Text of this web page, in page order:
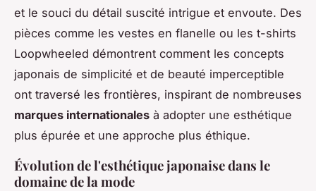
et le souci du détail suscité intrigue et envoute. Des
pièces comme les vestes en flanelle ou les t-shirts
Loopwheeled démontrent comment les concepts
japonais de simplicité et de beauté imperceptible
ont traversé les frontières, inspirant de nombreuses
marques internationales à adopter une esthétique
plus épurée et une approche plus éthique.
Évolution de l'esthétique japonaise dans le
domaine de la mode